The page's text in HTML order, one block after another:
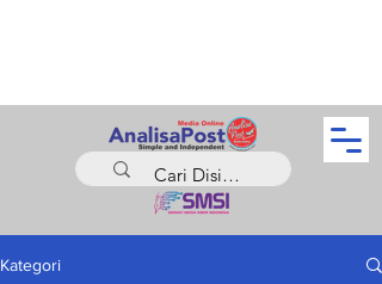
Kategori